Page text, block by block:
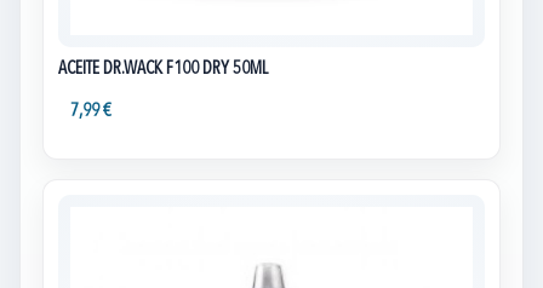
ACEITE DR.WACK F100 DRY 50ML
7,99 €